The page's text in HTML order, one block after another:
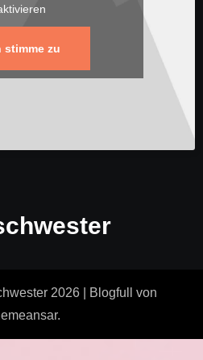
stimme zu
2026 Blogfull
von
.